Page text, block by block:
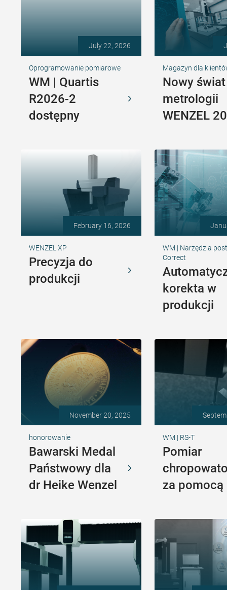
July 22, 2026
Oprogramowanie pomiarowe
WM | Quartis
R2026-2
dostępny
Magazyn dla
Nowy świat
metrologii
WENZEL
February 16, 2026
WENZEL XP
Precyzja do
produkcji
WM | Narzędzia
Correct
korekta w
produkcji
November 20, 2025
honorowanie
Bawarski Medal
Państwowy dla
dr Heike Wenzel
WM | RS-T
Pomiar
za pomocą